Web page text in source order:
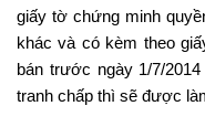
giấy tờ chứng minh
khác và có kèm theo
bán trước ngày 1/7/
tranh chấp thì sẽ được